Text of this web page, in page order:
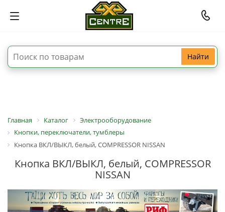
Найти
Главная Каталог
Электрооборудование
Кнопки, переключатели, тумблеры
Кнопка ВКЛ/ВЫКЛ, белый, COMPRESSOR NISSAN
Кнопка ВКЛ/ВЫКЛ, белый, COMPRESSOR
NISSAN